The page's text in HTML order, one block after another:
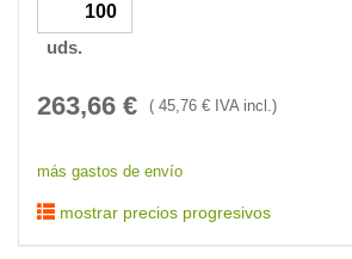
uds.
263,66 € ( 45,76 € IVA incl.)
más gastos de envío
mostrar precios progresivos